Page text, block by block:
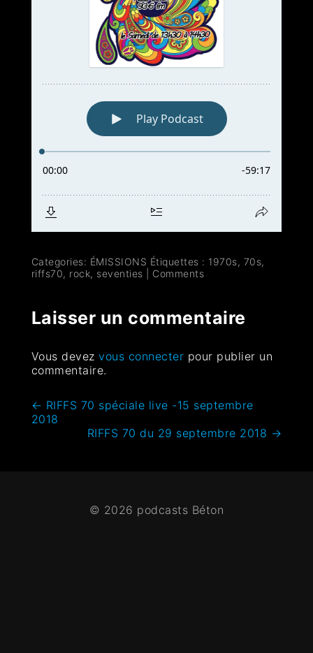
Categories: ÉMISSIONS Étiquettes : 1970s, 70s,
riffs70, rock, seventies Comments
Laisser un commentaire
Vous devezvous connecter pour publier un
commentaire.
← RIFFS 70 spéciale live -15 septembre
2018
RIFFS 70 du 29 septembre 2018 →
© 2026 podcasts Béton